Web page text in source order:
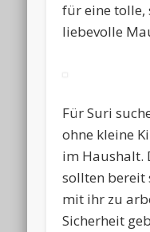
für eine tolle,
liebevolle
Für Suri
ohne kleine
im Haushalt.
sollten bereit
mit ihr zu
Sicherheit